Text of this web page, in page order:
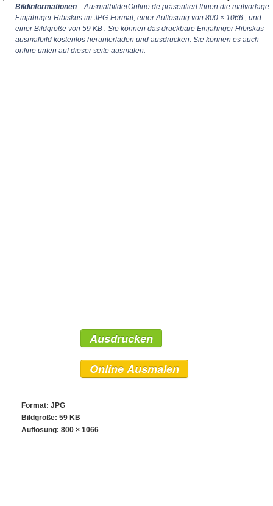
Bildinformationen : AusmalbilderOnline.de präsentiert Ihnen die malvorlage
Einjähriger Hibiskus im JPG-Format, einer Auflösung von 800 × 1066 , und
einer Bildgröße von 59 KB . Sie können das druckbare Einjähriger Hibiskus
ausmalbild kostenlos herunterladen und ausdrucken. Sie können es auch
online unten auf dieser seite ausmalen.
Ausdrucken
Online Ausmalen
Format: JPG
Bildgröße: 59 KB
Auflösung: 800 × 1066